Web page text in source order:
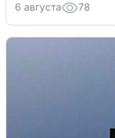
6 августа 78